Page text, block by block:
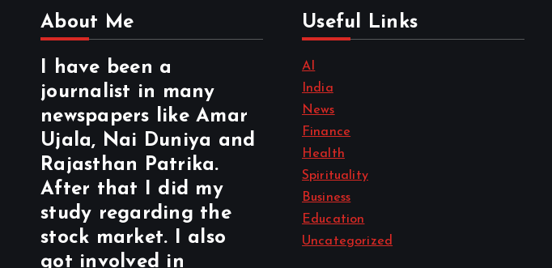
About Me
I have been a
journalist in many
newspapers like Amar
Ujala, Nai Duniya and
Rajasthan Patrika.
After that I did my
study regarding the
stock market. I also
got involved in
Useful Links
AI
India
News
Finance
Health
Spirituality
Business
Education
Uncategorized